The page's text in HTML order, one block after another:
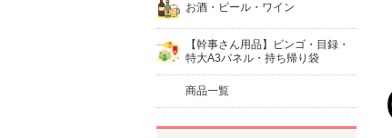
お酒・ビール・ワイン
【幹事さん用品】ビンゴ・目録・
特大A3パネル・持ち帰り袋
商品一覧